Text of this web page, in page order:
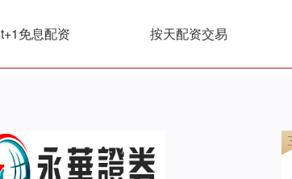
t+1免息配资 按天配资交易